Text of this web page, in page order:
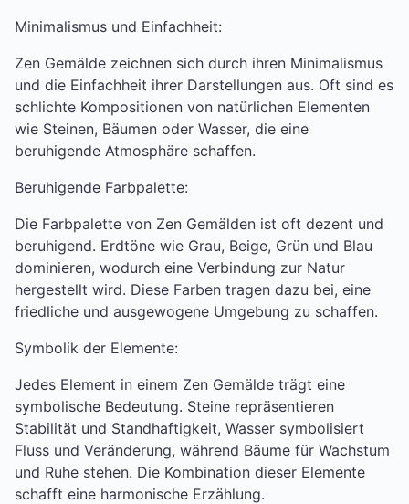
Minimalismus und Einfachheit:
Zen Gemälde zeichnen sich durch ihren Minimalismus
und die Einfachheit ihrer Darstellungen aus. Oft sind es
schlichte Kompositionen von natürlichen Elementen
wie Steinen, Bäumen oder Wasser, die eine
beruhigende Atmosphäre schaffen.
Beruhigende Farbpalette:
Die Farbpalette von Zen Gemälden ist oft dezent und
beruhigend. Erdtöne wie Grau, Beige, Grün und Blau
dominieren, wodurch eine Verbindung zur Natur
hergestellt wird. Diese Farben tragen dazu bei, eine
friedliche und ausgewogene Umgebung zu schaffen.
Symbolik der Elemente:
Jedes Element in einem Zen Gemälde trägt eine
symbolische Bedeutung. Steine repräsentieren
Stabilität und Standhaftigkeit, Wasser symbolisiert
Fluss und Veränderung, während Bäume für Wachstum
und Ruhe stehen. Die Kombination dieser Elemente
schafft eine harmonische Erzählung.